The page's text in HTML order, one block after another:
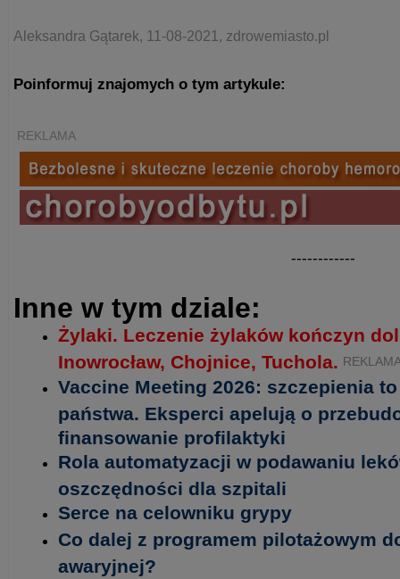
Aleksandra Gątarek, 11-08-2021, zdrowemiasto.pl
Poinformuj znajomych o tym artykule:
REKLAMA
------------
Inne w tym dziale:
Żylaki. Leczenie żylaków kończyn
Inowrocław, Chojnice, Tuchola.
Vaccine Meeting 2026: szczepienia
państwa. Eksperci apelują o
finansowanie profilaktyki
Rola automatyzacji w podawaniu
oszczędności dla szpitali
Serce na celowniku grypy
Co dalej z programem pilotażowym
awaryjnej?